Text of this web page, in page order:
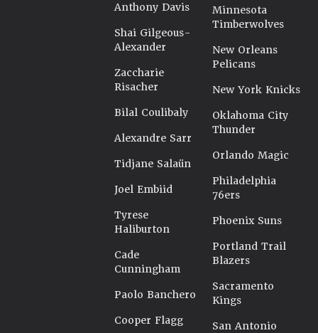
Anthony Davis
Shai Gilgeous-
Alexander
Zaccharie
Risacher
Bilal Coulibaly
Alexandre Sarr
Tidjane Salaün
Joel Embiid
Tyrese
Haliburton
Cade
Cunningham
Paolo Banchero
Cooper Flagg
Minnesota
Timberwolves
New Orleans
Pelicans
New York Knicks
Oklahoma City
Thunder
Orlando Magic
Philadelphia
76ers
Phoenix Suns
Portland Trail
Blazers
Sacramento
Kings
San Antonio